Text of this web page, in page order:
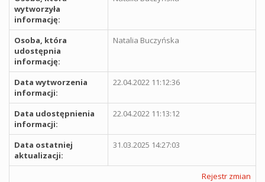
wytworzyła
informację:
Osoba, która
udostępnia
informację:
Natalia Buczyńska
Data wytworzenia
informacji:
22.04.2022 11:12:36
Data udostępnienia
informacji:
22.04.2022 11:13:12
Data ostatniej
aktualizacji:
31.03.2025 14:27:03
Rejestr zmian